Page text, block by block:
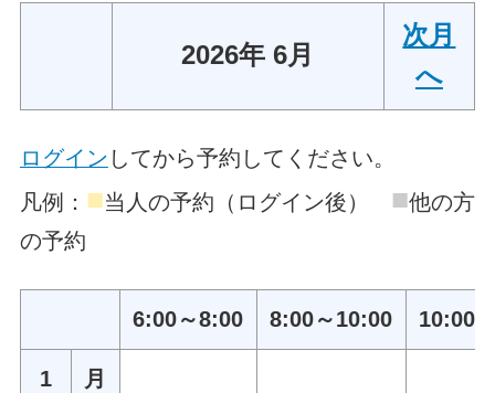
2026年 6月
次月
へ
ログイン してから予約してください。
凡例： ■当人の予約（ログイン後） ■他の方
の予約
6:00～8:00 8:00～10:00 10:00
1 月